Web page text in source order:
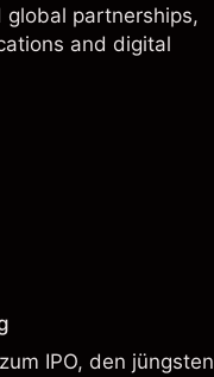
partnerships,
and digital
IPO, den jüngsten